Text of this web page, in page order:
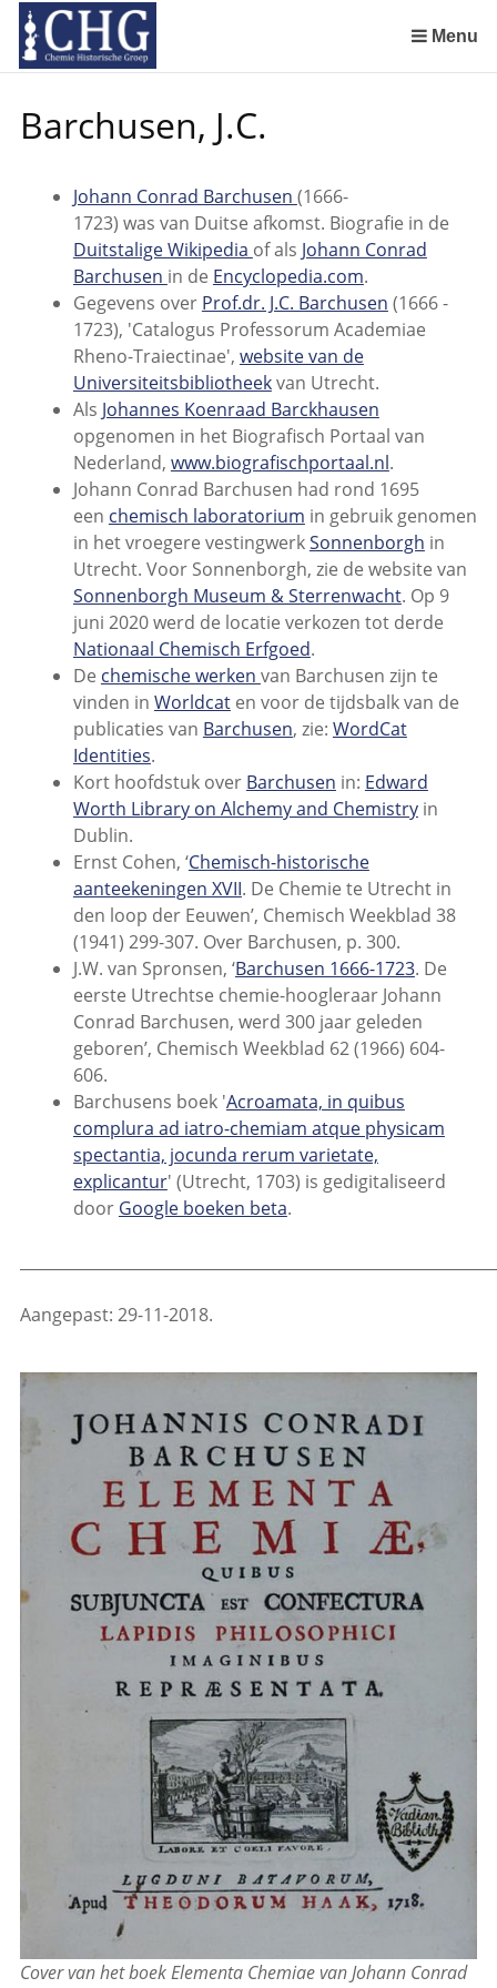
links
over
naar
de
Spring
naar
het
menu
Menu
Barchusen, J.C.
Johann Conrad Barchusen (1666-
1723) was van Duitse afkomst. Biografie in de
Duitstalige Wikipedia of als Johann Conrad
Barchusen in de Encyclopedia.com.
Gegevens over Prof.dr. J.C. Barchusen (1666 -
1723), 'Catalogus Professorum Academiae
Rheno-Traiectinae', website van de
Universiteitsbibliotheekvan Utrecht.
Als Johannes Koenraad Barckhausen
opgenomen in het Biografisch Portaal van
Nederland, www.biografischportaal.nl.
Johann Conrad Barchusen had rond 1695
een chemisch laboratorium in gebruik genomen
in het vroegere vestingwerkSonnenborgh in
Utrecht. Voor Sonnenborgh, zie de website van
Sonnenborgh Museum & Sterrenwacht. Op 9
juni 2020 werd de locatie verkozen tot derde
Nationaal Chemisch Erfgoed.
De chemische werken van Barchusen zijn te
vinden in Worldcaten voor de tijdsbalk van de
publicaties van Barchusen, zie: WordCat
Identities.
Kort hoofdstuk over Barchusen in: Edward
Worth Library on Alchemy and Chemistryin
Dublin.
Ernst Cohen, ‘Chemisch-historische
aanteekeningen XVII. De Chemie te Utrecht in
den loop der Eeuwen’, Chemisch Weekblad 38
(1941) 299-307. Over Barchusen, p. 300.
J.W. van Spronsen, ‘Barchusen 1666-1723. De
eerste Utrechtse chemie-hoogleraar Johann
Conrad Barchusen, werd 300 jaar geleden
geboren’, Chemisch Weekblad 62 (1966) 604-
606.
Barchusens boek 'Acroamata, in quibus
complura ad iatro-chemiam atque physicam
spectantia, jocunda rerum varietate,
explicantur' (Utrecht, 1703) is gedigitaliseerd
door Google boeken beta.
Aangepast: 29-11-2018.
Cover van het boek Elementa Chemiae van Johann Conrad